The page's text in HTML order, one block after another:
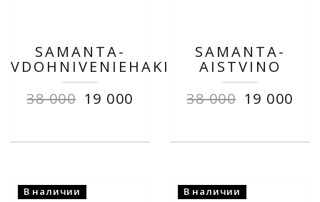
SAMANTA-
VDOHNIVENIEHAKI
38 000 19 000
SAMANTA-
AISTVINO
38 000 19 000
В наличии В наличии